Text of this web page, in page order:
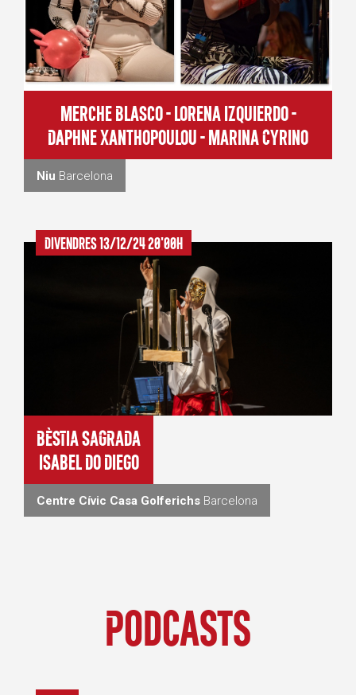
Merche Blasco - Lorena Izquierdo -
Daphne Xanthopoulou - Marina Cyrino
Niu Barcelona
Divendres 13/12/24 20'00h
BÈSTIA SAGRADA
Isabel Do Diego
Centre Cívic Casa Golferichs Barcelona
Podcasts